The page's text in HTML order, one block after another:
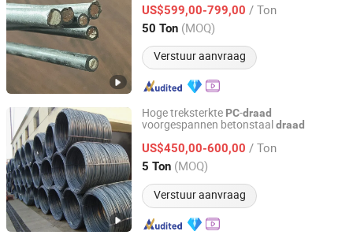
US$599,00-799,00 / Ton
50 Ton (MOQ)
Verstuur aanvraag
Tianjin, China Sinds 2023
Hoge treksterkte PC-draad
voorgespannen betonstaaldraad
US$450,00-600,00 / Ton
5 Ton (MOQ)
Verstuur aanvraag
Hongye Steel (Shandong) Co., Ltd.
Shandong, China Sinds 2023